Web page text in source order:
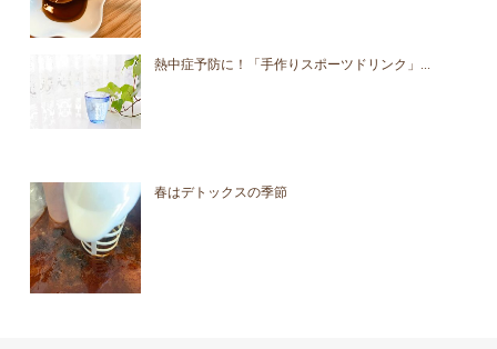
熱中症予防に！「手作りスポーツドリンク」...
春はデトックスの季節